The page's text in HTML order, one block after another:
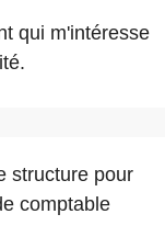
qui m'intéresse
structure pour
comptable